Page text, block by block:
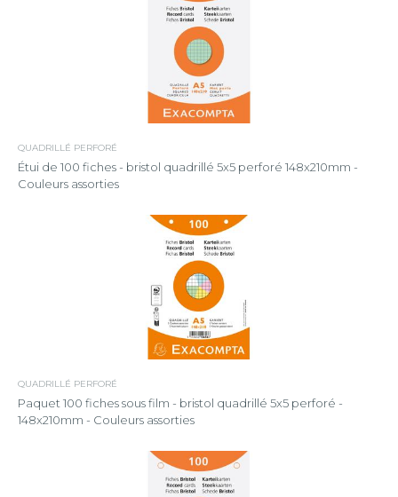
QUADRILLÉ PERFORÉ
Étui de 100 fiches - bristol quadrillé 5x5 perforé 148x210mm -
Couleurs assorties
QUADRILLÉ PERFORÉ
Paquet 100 fiches sous film - bristol quadrillé 5x5 perforé -
148x210mm - Couleurs assorties